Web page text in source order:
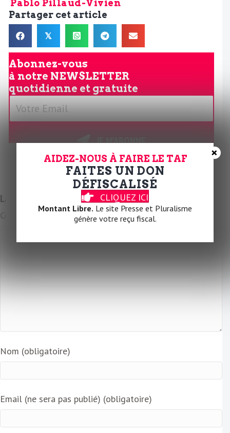
Pablo Pillaud-Vivien
Partager cet article
𝕏
Abonnez-vous
à notre NEWSLETTER
quotidienne et gratuite
V
JE M'ABONNE
Laissez un commentaire
Commentaire
Nom (obligatoire)
Email (ne sera pas publié) (obligatoire)
AIDEZ-NOUS À FAIRE LE TAF
FAITES UN DON
DÉFISCALISÉ
CLIQUEZ ICI
Montant Libre. Le site Presse et Pluralisme
génère votre reçu fiscal.
×